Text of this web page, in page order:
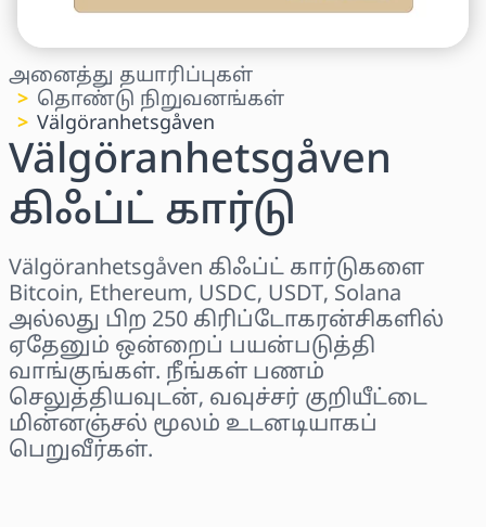
அனைத்து தயாரிப்புகள்
தொண்டு நிறுவனங்கள்
Välgöranhetsgåven
Välgöranhetsgåven
கிஃப்ட் கார்டு
Välgöranhetsgåven கிஃப்ட் கார்டுகளை
Bitcoin, Ethereum, USDC, USDT, Solana
அல்லது பிற 250 கிரிப்டோகரன்சிகளில்
ஏதேனும் ஒன்றைப் பயன்படுத்தி
வாங்குங்கள். நீங்கள் பணம்
செலுத்தியவுடன், வவுச்சர் குறியீட்டை
மின்னஞ்சல் மூலம் உடனடியாகப்
பெறுவீர்கள்.